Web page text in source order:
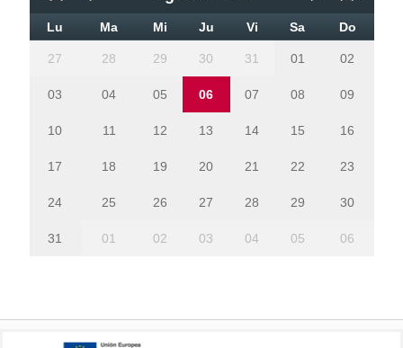
Lu Ma Mi Ju Vi Sa Do
27 28 29 30 31 01 02
03 04 05 06 07 08 09
10 11 12 13 14 15 16
17 18 19 20 21 22 23
24 25 26 27 28 29 30
31 01 02 03 04 05 06